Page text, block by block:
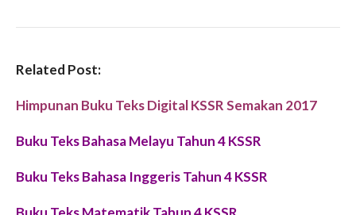
Related Post:
Himpunan Buku Teks Digital KSSR Semakan 2017
Buku Teks Bahasa Melayu Tahun 4 KSSR
Buku Teks Bahasa Inggeris Tahun 4 KSSR